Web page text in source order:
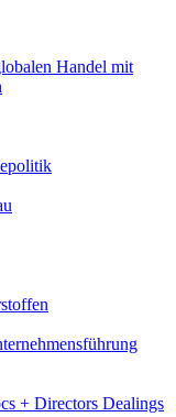
+ Directors Dealings